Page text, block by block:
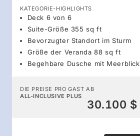
KATEGORIE-HIGHLIGHTS
Deck 6 von 6
Suite-Größe 355 sq ft
Bevorzugter Standort im Sturm
Größe der Veranda 88 sq ft
Begehbare Dusche mit Meerblick
DIE PREISE PRO GAST AB
ALL-INCLUSIVE PLUS
30.100 $